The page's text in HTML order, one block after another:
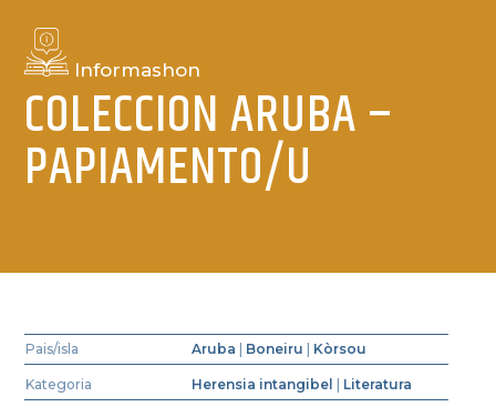
Informashon
COLECCION ARUBA –
PAPIAMENTO/U
Pais/isla Aruba Boneiru Kòrsou
Kategoria Herensia intangibel Literatura